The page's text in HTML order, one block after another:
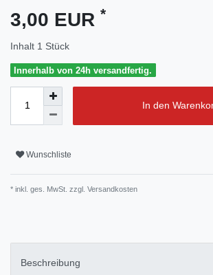
3,00 EUR *
Inhalt 1 Stück
Innerhalb von 24h versandfertig.
In den
Wunschliste
* inkl. ges. MwSt. zzgl. Versandkosten
Beschreibung